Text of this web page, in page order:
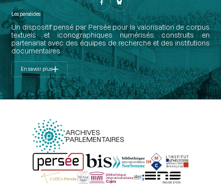
Les perséides
Un dispositif pensé par Persée pour la valorisation de corpus
textuels et iconographiques numérisés construits en
partenariat avec des équipes de recherche et des institutions
documentaires.
En savoir plus
ARCHIVES
PARLEMENTAIRES